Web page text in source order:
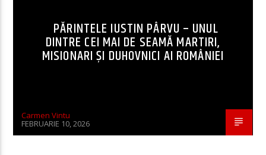
PĂRINTELE IUSTIN PÂRVU – UNUL
DINTRE CEI MAI DE SEAMĂ MARTIRI,
MISIONARI ŞI DUHOVNICI AI ROMÂNIEI
Carmen Vintu
FEBRUARIE 10, 2026